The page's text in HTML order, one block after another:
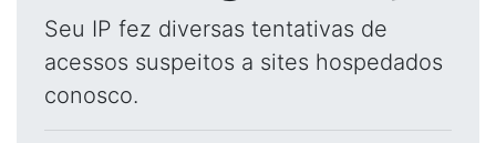
Seu IP fez diversas tentativas de
acessos suspeitos a sites hospedados
conosco.